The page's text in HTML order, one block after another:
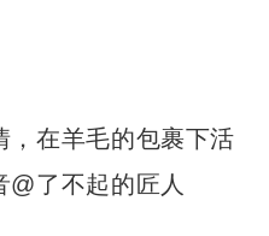
，在羊毛的包裹下活
@了不起的匠人